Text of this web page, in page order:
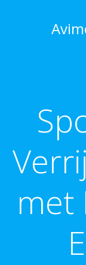
met